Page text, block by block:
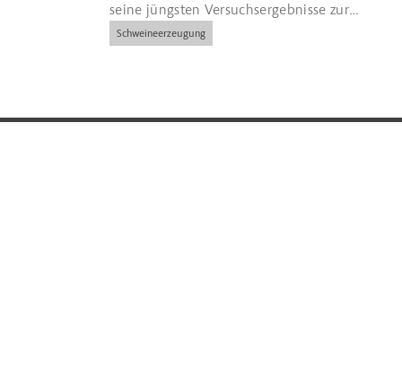
seine jüngsten Versuchsergebnisse zur
Ad-libitum-Fütterung alias
Schweineerzeugung